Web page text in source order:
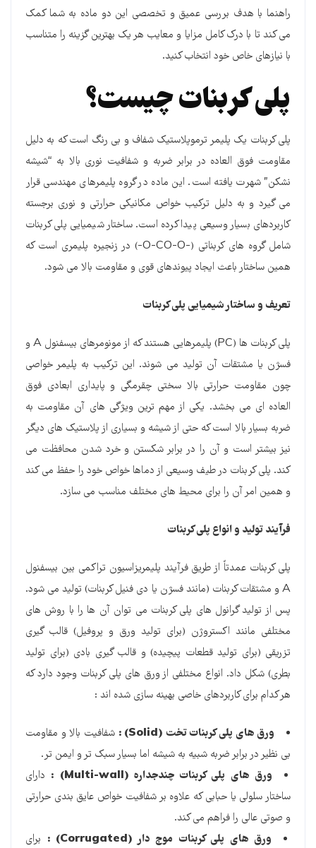
راهنما با هدف بررسی عمیق و تخصصی این دو ماده به شما کمک
می کند تا با درک کامل مزایا و معایب هر یک بهترین گزینه را متناسب
با نیازهای خاص خود انتخاب کنید.
پلی کربنات چیست؟
پلی کربنات یک پلیمر ترموپلاستیک شفاف و بی رنگ است که به دلیل
مقاومت فوق العاده در برابر ضربه و شفافیت نوری بالا به “شیشه
نشکن” شهرت یافته است. این ماده در گروه پلیمرهای مهندسی قرار
می گیرد و به دلیل ترکیب خواص مکانیکی حرارتی و نوری برجسته
کاربردهای بسیار وسیعی پیدا کرده است. ساختار شیمیایی پلی کربنات
شامل گروه های کربناتی (-O-CO-O-) در زنجیره پلیمری است که
همین ساختار باعث ایجاد پیوندهای قوی و مقاومت بالا می شود.
تعریف و ساختار شیمیایی پلی کربنات
پلی کربنات ها (PC) پلیمرهایی هستند که از مونومرهای بیسفنول A و
فسژن یا مشتقات آن تولید می شوند. این ترکیب به پلیمر خواصی
چون مقاومت حرارتی بالا سختی چقرمگی و پایداری ابعادی فوق
العاده ای می بخشد. یکی از مهم ترین ویژگی های آن مقاومت به
ضربه بسیار بالا است که حتی از شیشه و بسیاری از پلاستیک های دیگر
نیز بیشتر است و آن را در برابر شکستن و خرد شدن محافظت می
کند. پلی کربنات در طیف وسیعی از دماها خواص خود را حفظ می کند
و همین امر آن را برای محیط های مختلف مناسب می سازد.
فرآیند تولید و انواع پلی کربنات
پلی کربنات عمدتاً از طریق فرآیند پلیمریزاسیون تراکمی بین بیسفنول
A و مشتقات کربنات (مانند فسژن یا دی فنیل کربنات) تولید می شود.
پس از تولید گرانول های پلی کربنات می توان آن ها را با روش های
مختلفی مانند اکستروژن (برای تولید ورق و پروفیل) قالب گیری
تزریقی (برای تولید قطعات پیچیده) و قالب گیری بادی (برای تولید
بطری) شکل داد. انواع مختلفی از ورق های پلی کربنات وجود دارد که
هر کدام برای کاربردهای خاصی بهینه سازی شده اند :
ورق های پلی کربنات تخت (Solid) :
شفافیت بالا و مقاومت
بی نظیر در برابر ضربه شبیه به شیشه اما بسیار سبک تر و ایمن تر.
ورق های پلی کربنات چندجداره (Multi-wall) :
دارای
ساختار سلولی یا حبابی که علاوه بر شفافیت خواص عایق بندی حرارتی
و صوتی عالی را فراهم می کند.
ورق های پلی کربنات موج دار(Corrugated) :
برای